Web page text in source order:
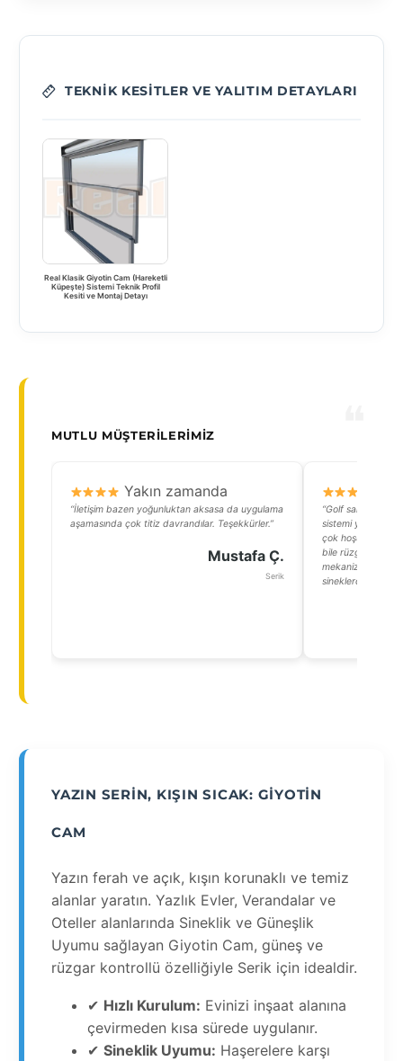
TEKNIK KESITLER VE YALITIM DETAYLARI
Real Klasik Giyotin Cam (Hareketli
Küpeşte) Sistemi Teknik Profil
Kesiti ve Montaj Detayı
MUTLU MÜŞTERILERIMIZ
Yakın zamanda
“İletişim bazen yoğunluktan aksasa da uygulama
aşamasında çok titiz davrandılar. Teşekkürler.”
Mustafa Ç.
Serik
“Golf sahasına
sistemi yaptırdık.
çok hoşuma
bile rüzgarın içeri
mekanizma oldu.
sineklerden
YAZIN SERIN, KIŞIN SICAK: GIYOTIN
CAM
Yazın ferah ve açık, kışın korunaklı ve temiz
alanlar yaratın. Yazlık Evler, Verandalar ve
Oteller alanlarında Sineklik ve Güneşlik
Uyumu sağlayan Giyotin Cam, güneş ve
rüzgar kontrollü özelliğiyle Serik için idealdir.
✔ Hızlı Kurulum: Evinizi inşaat alanına
çevirmeden kısa sürede uygulanır.
✔ Sineklik Uyumu: Haşerelere karşı